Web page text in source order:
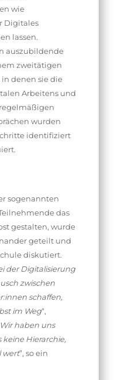
wie
Digitales
lassen.
auszubildende
zweitätigen
denen sie die
Arbeitens und
wurden
identifiziert
sogenannten
das
gestalten, wurde
geteilt und
diskutiert.
der Digitalisierung
zwischen
schaffen,
im Weg“,
Wir haben uns
keine Hierarchie,
wert”, so ein